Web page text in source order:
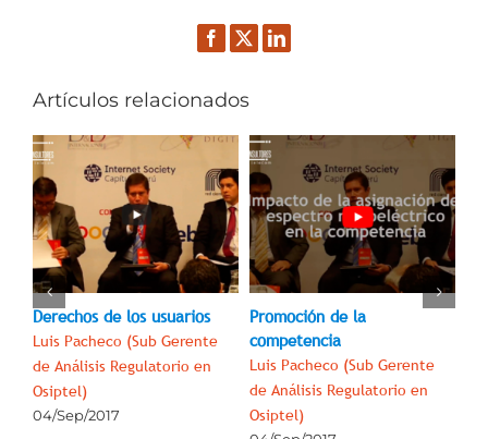
Facebook
TwitterLinkedIn
Artículos relacionados
Derechos de los usuarios
Luis Pacheco (Sub Gerente
de Análisis Regulatorio en
Osiptel)
04/Sep/2017
Promoción de la
competencia
Luis Pacheco (Sub Gerente
de Análisis Regulatorio en
Osiptel)